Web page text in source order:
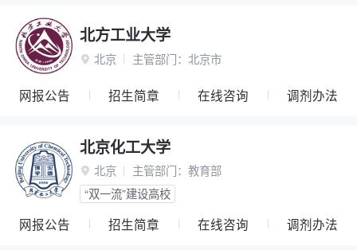
北方工业大学
 北京 主管部门： 北京市
网报公告 招生简章 在线咨询 调剂办法
北京化工大学
 北京 主管部门： 教育部
“双一流”建设高校
网报公告 招生简章 在线咨询 调剂办法